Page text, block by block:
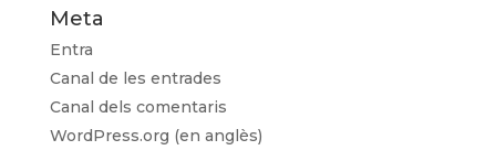
Meta
Entra
Canal de les entrades
Canal dels comentaris
WordPress.org (en anglès)